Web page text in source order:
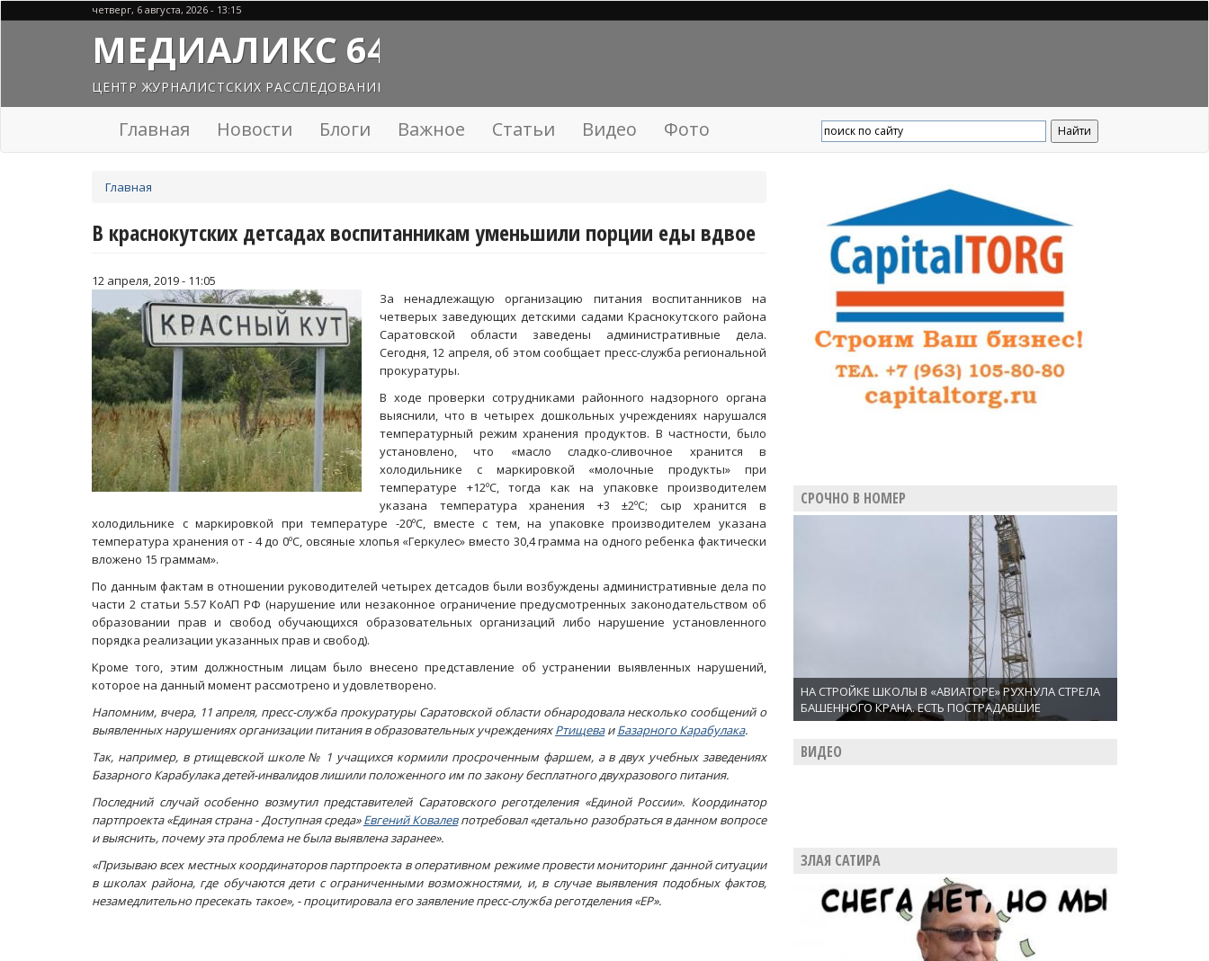
четверг, 6 августа, 2026 - 13:15
МЕДИАЛИКС 64
ЦЕНТР ЖУРНАЛИСТСКИХ РАССЛЕДОВАНИЙ
Главная Новости Блоги Важное Статьи Видео Фото
здесь
Главная
В краснокутских детсадах воспитанникам уменьшили порции еды вдвое
12 апреля, 2019 - 11:05
За ненадлежащую организацию питания воспитанников на
четверых заведующих детскими садами Краснокутского района
Саратовской области заведены административные дела.
Сегодня, 12 апреля, об этом сообщает пресс-служба региональной
прокуратуры.
В ходе проверки сотрудниками районного надзорного органа
выяснили, что в четырех дошкольных учреждениях нарушался
температурный режим хранения продуктов. В частности, было
установлено, что «масло сладко-сливочное хранится в
холодильнике с маркировкой «молочные продукты» при
температуре +12ºС, тогда как на упаковке производителем
указана температура хранения +3 ±2ºС; сыр хранится в
холодильнике с маркировкой при температуре -20ºС, вместе с тем, на упаковке производителем указана
температура хранения от - 4 до 0ºС, овсяные хлопья «Геркулес» вместо 30,4 грамма на одного ребенка фактически
вложено 15 граммам».
По данным фактам в отношении руководителей четырех детсадов были возбуждены административные дела по
части 2 статьи 5.57 КоАП РФ (нарушение или незаконное ограничение предусмотренных законодательством об
образовании прав и свобод обучающихся образовательных организаций либо нарушение установленного
порядка реализации указанных прав и свобод).
Кроме того, этим должностным лицам было внесено представление об устранении выявленных нарушений,
которое на данный момент рассмотрено и удовлетворено.
Напомним, вчера, 11 апреля, пресс-служба прокуратуры Саратовской области обнародовала несколько сообщений о
выявленных нарушениях организации питания в образовательных учрежденияхРтищеваиБазарного Карабулака.
Так, например, в ртищевской школе № 1 учащихся кормили просроченным фаршем, а в двух учебных заведениях
Базарного Карабулака детей-инвалидов лишили положенного им по закону бесплатного двухразового питания.
Последний случай особенно возмутил представителей Саратовского реготделения «Единой России». Координатор
партпроекта «Единая страна - Доступная среда»Евгений Ковалевпотребовал «детально разобраться в данном вопросе
и выяснить, почему эта проблема не была выявлена заранее».
«Призываю всех местных координаторов партпроекта в оперативном режиме провести мониторинг данной ситуации
в школах района, где обучаются дети с ограниченными возможностями, и, в случае выявления подобных фактов,
незамедлительно пресекать такое», - процитировала его заявление пресс-служба реготделения «ЕР».
СРОЧНО В НОМЕР
НА СТРОЙКЕ ШКОЛЫ В «АВИАТОРЕ» РУХНУЛА СТРЕЛА
БАШЕННОГО КРАНА. ЕСТЬ ПОСТРАДАВШИЕ
ВИДЕО
ЗЛАЯ САТИРА